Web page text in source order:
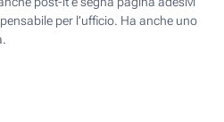
per l’ufficio. Ha anche uno